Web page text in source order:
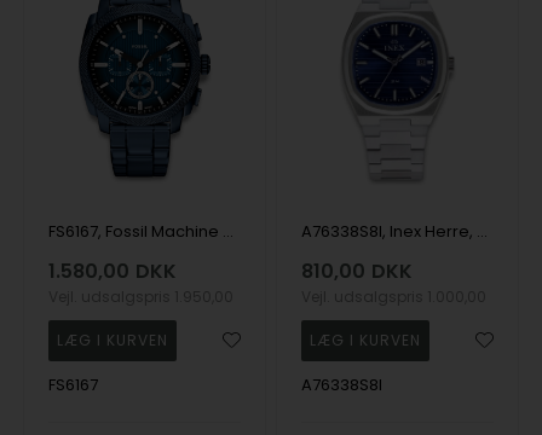
FS6167, Fossil Machine Quartz Herre m/lænke
1.580,00 DKK
FS6167
A76338S8I, Inex Herre, 38mm Quartz Herre m/lænke
810,00 DKK
A76338S8I